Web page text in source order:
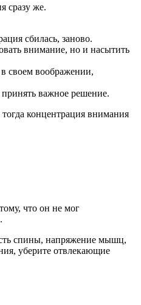
сразу же.
сбилась, заново.
внимание, но и насытить
в своем воображении,
важное решение.
концентрация внимания
что он не мог
спины, напряжение мышц,
уберите отвлекающие